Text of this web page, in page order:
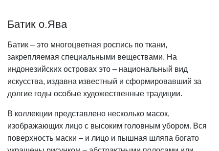
Батик о.Ява
Батик – это многоцветная роспись по ткани,
закрепляемая специальными веществами. На
индонезийских островах это – национальный вид
искусства, издавна известный и сформировавший за
долгие годы особые художественные традиции.
В коллекции представлено несколько масок,
изображающих лицо с высоким головным убором. Вся
поверхность маски – и лицо и пышная шляпа богато